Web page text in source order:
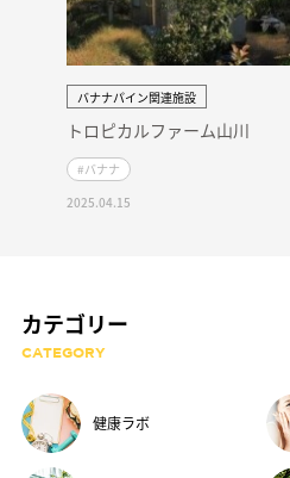
バナナパイン関連施設
2025.04.15
トロピカルファーム山川
#バナナ
カテゴリー
CATEGORY
健康ラボ